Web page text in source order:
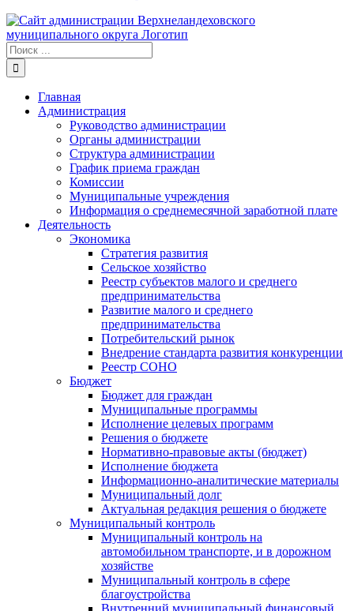
Результат
поиска:
Главная
Администрация
Руководство администрации
Органы администрации
Структура администрации
График приема граждан
Комиссии
Муниципальные учреждения
Информация о среднемесячной заработной плате
Деятельность
Экономика
Стратегия развития
Сельское хозяйство
Реестр субъектов малого и среднего
предпринимательства
Развитие малого и среднего
предпринимательства
Потребительский рынок
Внедрение стандарта развития конкуренции
Реестр СОНО
Бюджет
Бюджет для граждан
Муниципальные программы
Исполнение целевых программ
Решения о бюджете
Нормативно-правовые акты (бюджет)
Исполнение бюджета
Информационно-аналитические материалы
Муниципальный долг
Актуальная редакция решения о бюджете
Муниципальный контроль
Муниципальный контроль на
автомобильном транспорте, и в дорожном
хозяйстве
Муниципальный контроль в сфере
благоустройства
Внутренний муниципальный финансовый